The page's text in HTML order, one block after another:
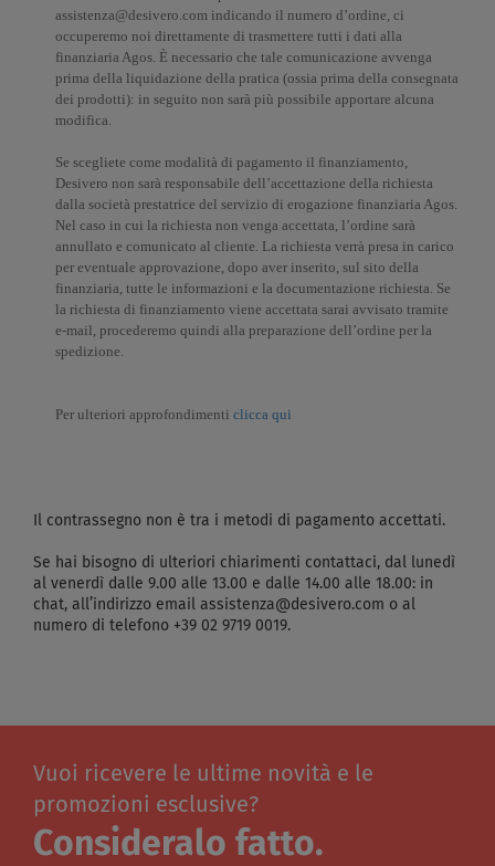
assistenza@desivero.com indicando il numero d’ordine, ci
occuperemo noi direttamente di trasmettere tutti i dati alla
finanziaria Agos. È necessario che tale comunicazione avvenga
prima della liquidazione della pratica (ossia prima della consegnata
dei prodotti): in seguito non sarà più possibile apportare alcuna
modifica.
Se scegliete come modalità di pagamento il finanziamento,
Desivero non sarà responsabile dell’accettazione della richiesta
dalla società prestatrice del servizio di erogazione finanziaria Agos.
Nel caso in cui la richiesta non venga accettata, l’ordine sarà
annullato e comunicato al cliente. La richiesta verrà presa in carico
per eventuale approvazione, dopo aver inserito, sul sito della
finanziaria, tutte le informazioni e la documentazione richiesta. Se
la richiesta di finanziamento viene accettata sarai avvisato tramite
e-mail, procederemo quindi alla preparazione dell’ordine per la
spedizione.
Per ulteriori approfondimenti clicca qui
Il contrassegno non è tra i metodi di pagamento accettati.
Se hai bisogno di ulteriori chiarimenti contattaci, dal lunedì
al venerdì dalle 9.00 alle 13.00 e dalle 14.00 alle 18.00: in
chat, all’indirizzo email assistenza@desivero.com o al
numero di telefono +39 02 9719 0019.
Vuoi ricevere le ultime novità e le
promozioni esclusive?
Consideralo fatto.